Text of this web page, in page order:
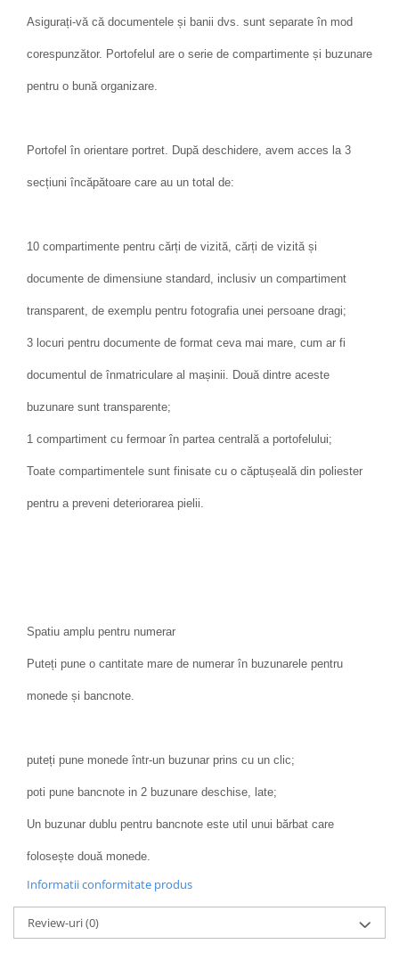
Asigurați-vă că documentele și banii dvs. sunt separate în mod
corespunzător. Portofelul are o serie de compartimente și buzunare
pentru o bună organizare.
Portofel în orientare portret. După deschidere, avem acces la 3
secțiuni încăpătoare care au un total de:
10 compartimente pentru cărți de vizită, cărți de vizită și
documente de dimensiune standard, inclusiv un compartiment
transparent, de exemplu pentru fotografia unei persoane dragi;
3 locuri pentru documente de format ceva mai mare, cum ar fi
documentul de înmatriculare al mașinii. Două dintre aceste
buzunare sunt transparente;
1 compartiment cu fermoar în partea centrală a portofelului;
Toate compartimentele sunt finisate cu o căptușeală din poliester
pentru a preveni deteriorarea pielii.
Spatiu amplu pentru numerar
Puteți pune o cantitate mare de numerar în buzunarele pentru
monede și bancnote.
puteți pune monede într-un buzunar prins cu un clic;
poti pune bancnote in 2 buzunare deschise, late;
Un buzunar dublu pentru bancnote este util unui bărbat care
folosește două monede.
Informatii conformitate produs
Review-uri(0)